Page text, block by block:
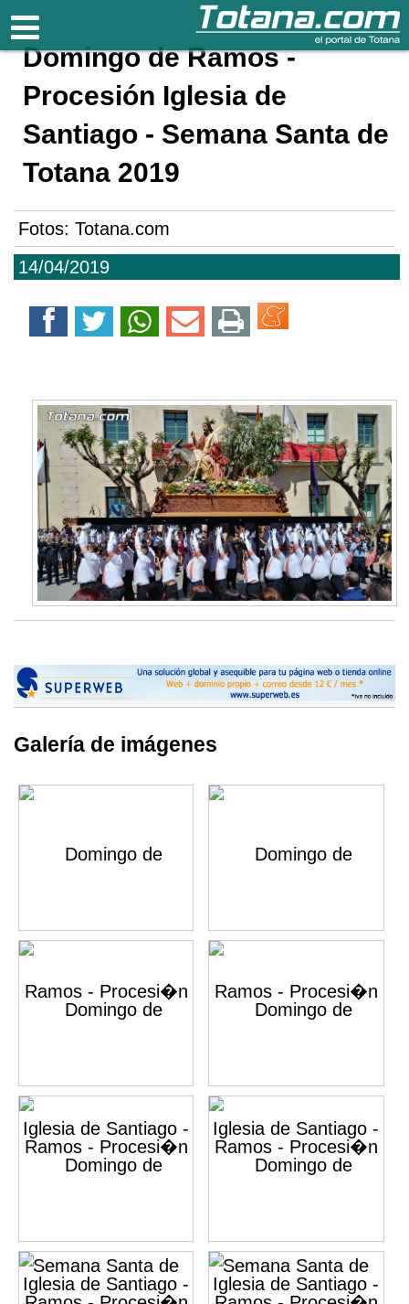
Totana.com
14/04/2019
Domingo de Ramos -
Procesión Iglesia de
Santiago - Semana Santa de
Totana 2019
Fotos: Totana.com
Galería de imágenes